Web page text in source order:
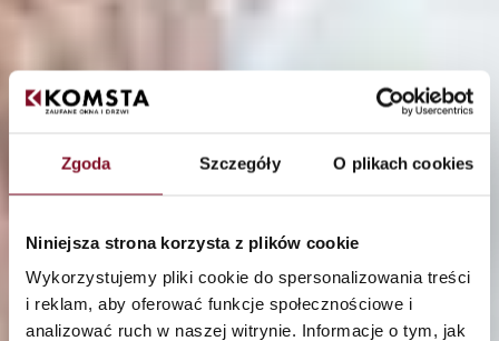
Zgoda Szczegóły O plikach cookies
Niniejsza strona korzysta z plików cookie
Wykorzystujemy pliki cookie do spersonalizowania treści
i reklam, aby oferować funkcje społecznościowe i
analizować ruch w naszej witrynie. Informacje o tym, jak